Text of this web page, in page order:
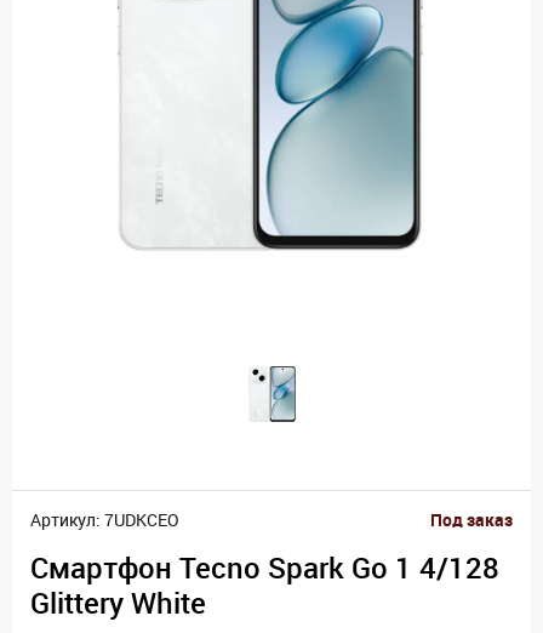
Артикул: 7UDKCEO Под заказ
Смартфон Tecno Spark Go 1 4/128
Glittery White